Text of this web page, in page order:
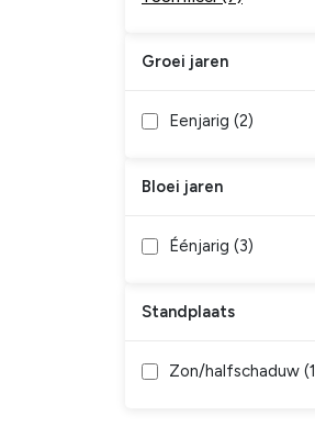
Groei jaren
Eenjarig (2)
Bloei jaren
Éénjarig (3)
Standplaats
Zon/halfschaduw (1